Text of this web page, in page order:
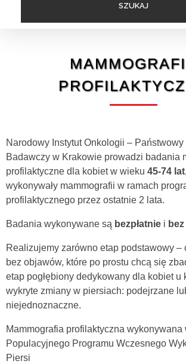
Narodowy Instytut Onkologii – Państwowy
Badawczy w Krakowie prowadzi badania
profilaktyczne dla kobiet w wieku 45-74 lat
wykonywały mammografii w ramach
profilaktycznego przez ostatnie 2 lata.
Badania wykonywane są bezpłatnie i
Realizujemy zarówno etap podstawowy –
bez objawów, które po prostu chcą się
etap pogłębiony dedykowany dla kobiet u
wykryte zmiany w piersiach: podejrzane
niejednoznaczne.
Mammografia profilaktyczna wykonywana
Populacyjnego Programu Wczesnego
Piersi